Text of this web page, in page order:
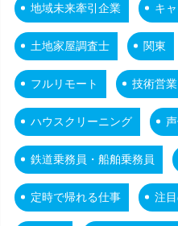
地域未来牽引企業 キ
土地家屋調査士 関東
フルリモート 技術営業
ハウスクリーニング
鉄道乗務員・船舶乗務員
定時で帰れる仕事 注